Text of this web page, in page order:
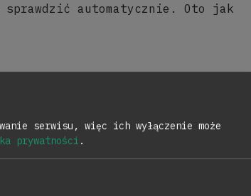
automatycznie. Oto jak
serwisu, więc ich wyłączenie może
prywatności .